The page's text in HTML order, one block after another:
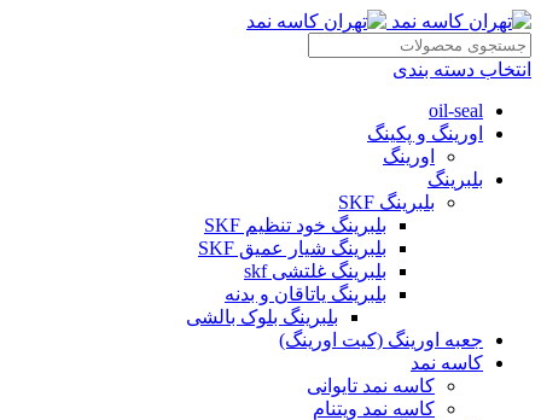
انتخاب دسته بندی
oil-seal
اورینگ و پکینگ
اورینگ
بلبرینگ
بلبرینگ SKF
بلبرینگ خود تنظیم SKF
بلبرینگ شیار عمیق SKF
بلبرینگ غلتشی skf
بلبرینگ یاتاقان و بدنه
بلبرینگ بلوک بالشی
جعبه اورینگ (کیت اورینگ)
کاسه نمد
کاسه نمد تایوانی
کاسه نمد ویتنام